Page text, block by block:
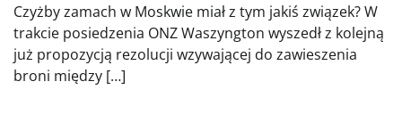
Czyżby zamach w Moskwie miał z tym jakiś związek? W
trakcie posiedzenia ONZ Waszyngton wyszedł z kolejną
już propozycją rezolucji wzywającej do zawieszenia
broni między […]